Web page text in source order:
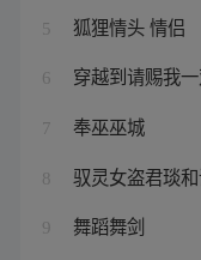
5 狐狸情头 情侣
6 穿越到请赐我
7 奉巫巫城
8 驭灵女盗君琰
9 舞蹈舞剑